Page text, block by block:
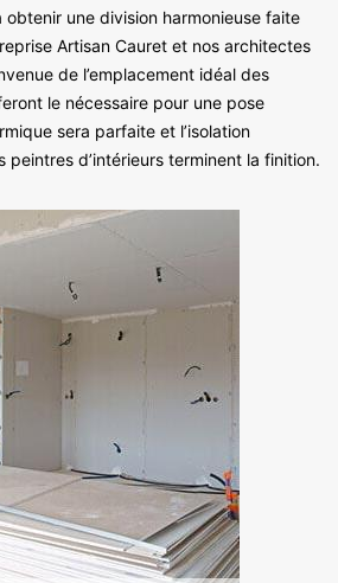
obtenir une division harmonieuse faite
Artisan Cauret et nos architectes
de l’emplacement idéal des
le nécessaire pour une pose
sera parfaite et l’isolation
peintres d’intérieurs terminent la finition.